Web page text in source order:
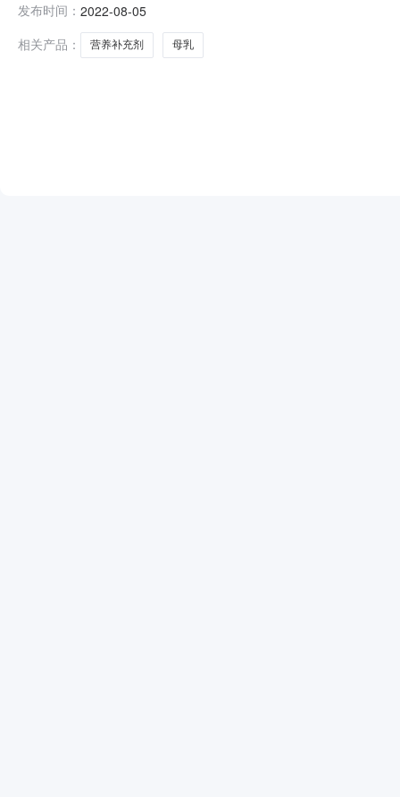
次结果公示同时在安徽省招标投标信息网（
发布时间： 2022-08-05
相关产品：
营养补充剂 母乳